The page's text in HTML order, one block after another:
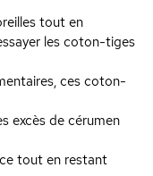
tout en
les coton-tiges
ces coton-
excès de cérumen
tout en restant